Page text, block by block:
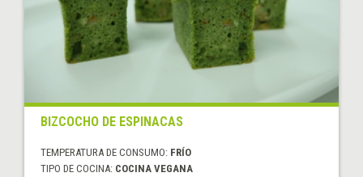
BIZCOCHO DE ESPINACAS
TEMPERATURA DE CONSUMO: FRÍO
TIPO DE COCINA: COCINA VEGANA